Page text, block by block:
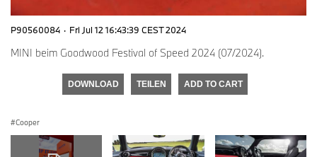
P90560084 · Fri Jul 12 16:43:39 CEST 2024
MINI beim Goodwood Festival of Speed 2024 (07/2024).
DOWNLOAD TEILEN ADD TO CART
Cooper